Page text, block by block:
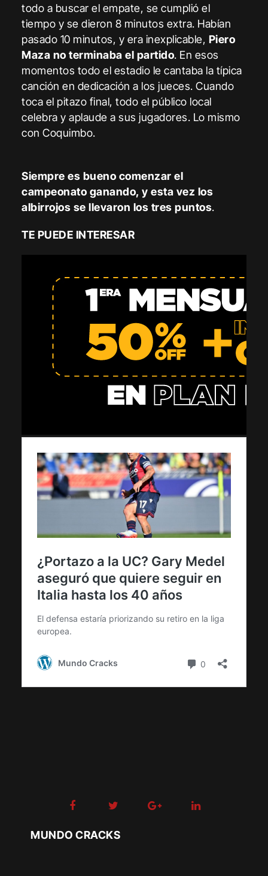
todo a buscar el empate, se cumplió el
tiempo y se dieron 8 minutos extra. Habían
pasado 10 minutos, y era inexplicable, Piero
Maza no terminaba el partido. En esos
momentos todo el estadio le cantaba la típica
canción en dedicación a los jueces. Cuando
toca el pitazo final, todo el público local
celebra y aplaude a sus jugadores. Lo mismo
con Coquimbo.
Siempre es bueno comenzar el
campeonato ganando, y esta vez los
albirrojos se llevaron los tres puntos.
TE PUEDE INTERESAR
MUNDO CRACKS